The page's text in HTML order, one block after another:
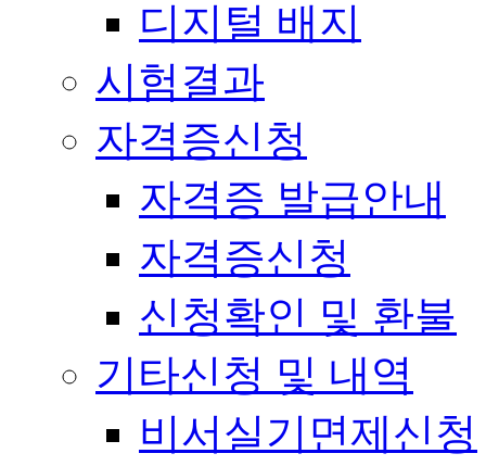
디지털 배지
시험결과
자격증신청
자격증 발급안내
자격증신청
신청확인 및 환불
기타신청 및 내역
비서실기면제신청